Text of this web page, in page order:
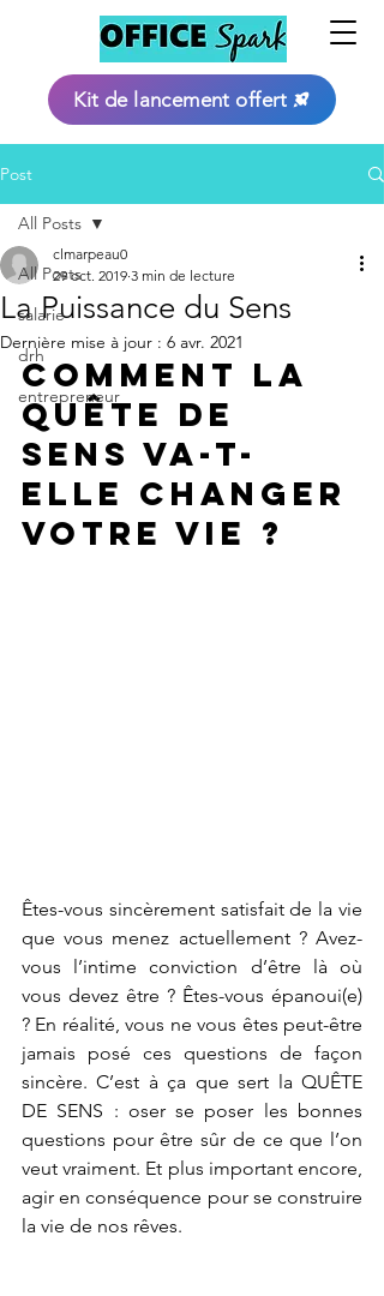
Kit de lancement offert
Post
All Posts
salarie
drh
entrepreneur
All Posts
La Puissance du Sens
clmarpeau0
29 oct. 2019 3 min de lecture
Dernière mise à jour : 6 avr. 2021
Comment la
quête de
sens va-t-
elle changer
votre vie ?
Êtes-vous sincèrement satisfait de la vie
que vous menez actuellement ? Avez-
vous l’intime conviction d’être là où
vous devez être ? Êtes-vous épanoui(e)
? En réalité, vous ne vous êtes peut-être
jamais posé ces questions de façon
sincère. C’est à ça que sert la QUÊTE
DE SENS : oser se poser les bonnes
questions pour être sûr de ce que l’on
veut vraiment. Et plus important encore,
agir en conséquence pour se construire
la vie de nos rêves.